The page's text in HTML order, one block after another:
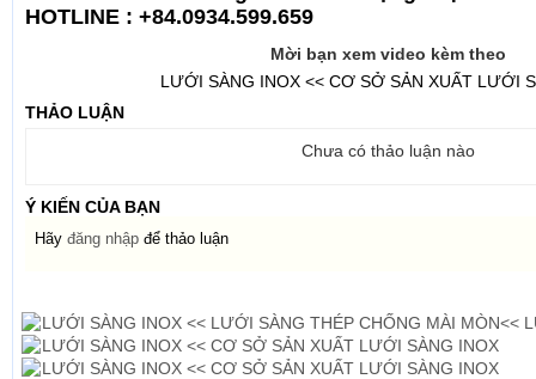
HOTLINE : +84.0934.599.659
Mời bạn xem video kèm theo
LƯỚI SÀNG INOX << CƠ SỞ SẢN XUẤT LƯỚI
THẢO LUẬN
Chưa có thảo luận nào
Ý KIẾN CỦA BẠN
Hãy đăng nhập để thảo luận
LƯỚI SÀNG INOX << LƯỚI SÀNG THÉP CHỐNG MÀI MÒN<<
LƯỚI SÀNG INOX << CƠ SỞ SẢN XUẤT LƯỚI SÀNG INOX
LƯỚI SÀNG INOX << CƠ SỞ SẢN XUẤT LƯỚI SÀNG INOX